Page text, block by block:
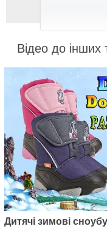
Відео до інших
Дитячі зимові